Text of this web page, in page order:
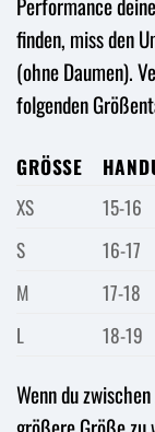
finden, miss den
(ohne Daumen).
folgenden
GRÖSSE
XS
15-16
S
16-17
M
17-18
L
18-19
Wenn du